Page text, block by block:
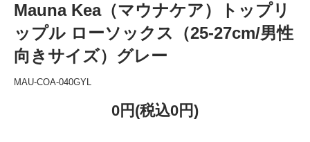
Mauna Kea（マウナケア）トップリ
ップル ローソックス（25-27cm/男性
向きサイズ）グレー
MAU-COA-040GYL
0円(税込0円)